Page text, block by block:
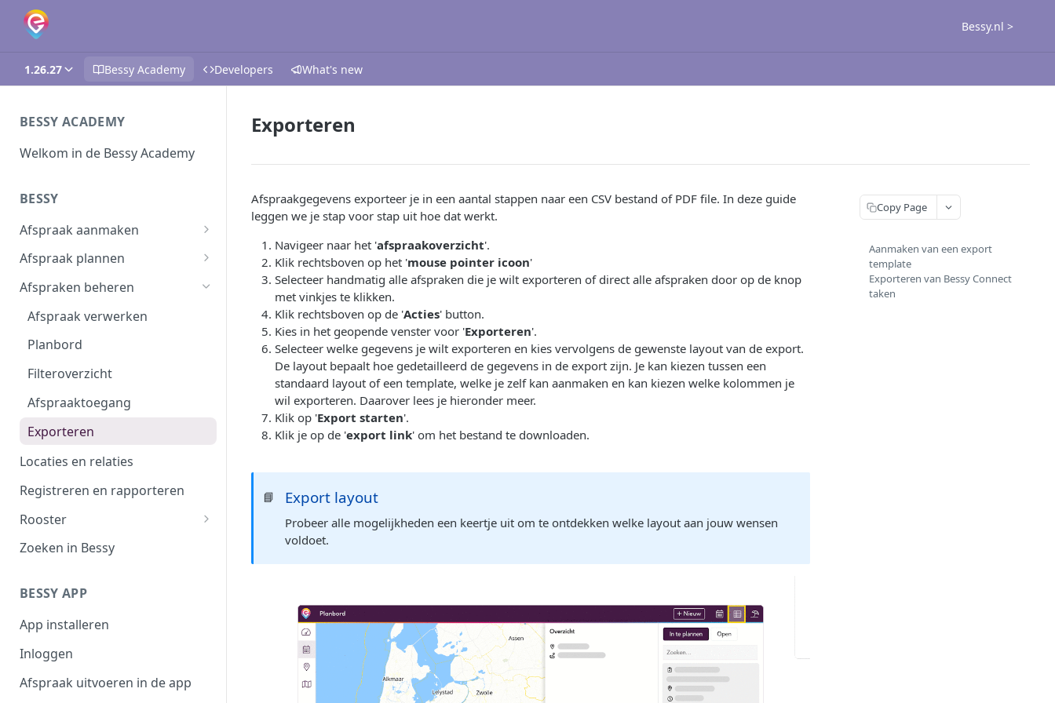
Bessy.nl >
1.26.27 Bessy Academy Developers What's new
BESSY ACADEMY
Welkom in de Bessy Academy
BESSY
Afspraak aanmaken
Afspraak aanmaken
Afspraken importeren
Afspraak plannen
Inplannen
Planning wijzigen
Plannen in batch
Afspraken beheren
Afspraak verwerken
Planbord
Filteroverzicht
Afspraaktoegang
Exporteren
Locaties en relaties
Registreren en rapporteren
Rooster
Werktijden
Plannen in beschikbaarheid
Shifts
Zoeken in Bessy
BESSY APP
App installeren
Inloggen
Afspraak uitvoeren in de app
Exporteren
Afspraakgegevens exporteer je in een aantal stappen naar een CSV bestand of PDF file. In deze guide
leggen we je stap voor stap uit hoe dat werkt.
Navigeer naar het 'afspraakoverzicht'.
Klik rechtsboven op het 'mouse pointer icoon'
Selecteer handmatig alle afspraken die je wilt exporteren of direct alle afspraken door op de knop
met vinkjes te klikken.
Klik rechtsboven op de 'Acties' button.
Kies in het geopende venster voor 'Exporteren'.
Selecteer welke gegevens je wilt exporteren en kies vervolgens de gewenste layout van de export.
De layout bepaalt hoe gedetailleerd de gegevens in de export zijn. Je kan kiezen tussen een
standaard layout of een template, welke je zelf kan aanmaken en kan kiezen welke kolommen je
wil exporteren. Daarover lees je hieronder meer.
Klik op 'Export starten'.
Klik je op de 'export link' om het bestand te downloaden.
📘 Export layout
Probeer alle mogelijkheden een keertje uit om te ontdekken welke layout aan jouw wensen
voldoet.
Copy Page
Aanmaken van een export
template
Exporteren van Bessy Connect
taken